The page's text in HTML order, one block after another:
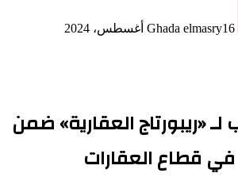
Ghada elmasry16 أغسطس، 2024
«ريبورتاج العقارية» ضمن
رائداً في قطاع العقارات